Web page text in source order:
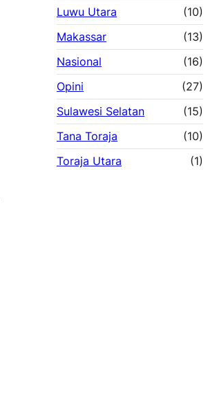
Luwu Utara
(10)
Makassar
(13)
Nasional
(16)
Opini
(27)
Sulawesi Selatan
(15)
Tana Toraja
(10)
Toraja Utara
(1)